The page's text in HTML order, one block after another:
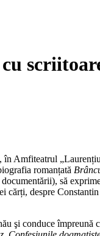
Amfiteatrul
romanțată
să
cărți, despre
şi conduce